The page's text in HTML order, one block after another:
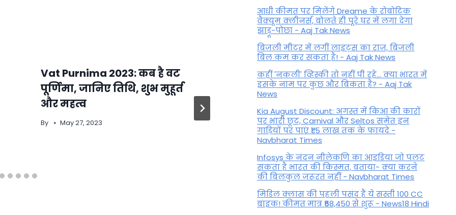
Vat Purnima 2023: कब है वट
पूर्णिमा, जानिए तिथि, शुभ मुहूर्त
और महत्व
By May 27, 2023
Shukra Gochar 2023: कुछ ही
दिनों में इन 4 राशि वालों को मिलेगा
छप्पर फाड़ पैसा, धन के दाता शुक्र
होंगे मेहरबान
By May 16, 2023
आधी कीमत पर मिलेंगे Dreame के रोबोटिक
वैक्यूम क्लीनर्स, बोलते ही पूरे घर में लगा देगा
झाड़ू-पोछा - Aaj Tak News
बिजली मीटर में लगीं लाइट्स का राज़, बिजली
बिल कम कर सकता है! - Aaj Tak News
कहीं 'नकली' व्हिस्की तो नहीं पी रहे... क्या भारत में
इसके नाम पर कुछ और बिकता है? - Aaj Tak
News
Kia August Discount: अगस्त में किआ की कारों
पर भारी छूट, Carnival और Seltos समेत इन
गाड़ियों पर पाएं ₹1.5 लाख तक के फायदे -
Navbharat Times
Infosys के नंदन नीलेकणि का आइडिया जो पलट
सकता है भारत की किस्मत, बताया- क्या करने
की बिलकुल जरूरत नहीं - Navbharat Times
मिडिल क्लास की पहली पसंद हैं ये सस्ती 100 CC
बाइक! कीमत मात्र ₹58,450 से शुरू - News18 Hindi